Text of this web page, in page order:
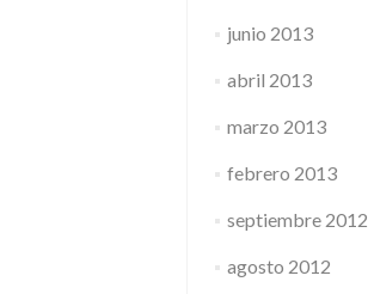
junio 2013
abril 2013
marzo 2013
febrero 2013
septiembre 2012
agosto 2012